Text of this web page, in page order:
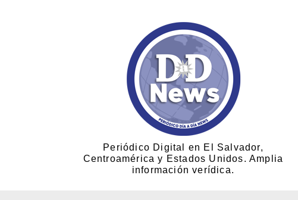
Periódico Digital en El Salvador,
Centroamérica y Estados Unidos. Amplia
información verídica.